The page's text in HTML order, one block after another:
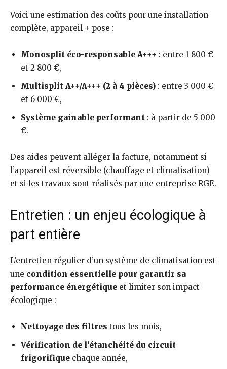
Voici une estimation des coûts pour une installation
complète, appareil + pose :
Monosplit éco-responsable A+++ : entre 1 800 €
et 2 800 €,
Multisplit A++/A+++ (2 à 4 pièces) : entre 3 000 €
et 6 000 €,
Système gainable performant : à partir de 5 000
€.
Des aides peuvent alléger la facture, notamment si
l’appareil est réversible (chauffage et climatisation)
et si les travaux sont réalisés par une entreprise RGE.
Entretien : un enjeu écologique à
part entière
L’entretien régulier d’un système de climatisation est
une condition essentielle pour garantir sa
performance énergétique et limiter son impact
écologique :
Nettoyage des filtres tous les mois,
Vérification de l’étanchéité du circuit
frigorifique chaque année,